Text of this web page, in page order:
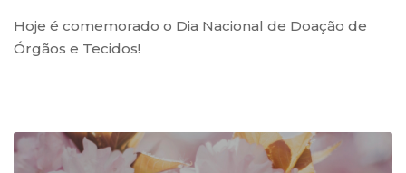
Hoje é comemorado o Dia Nacional de Doação de
Órgãos e Tecidos!